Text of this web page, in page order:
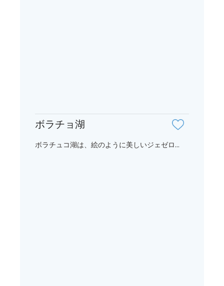
ボラチョ湖
ボラチュコ湖は、絵のように美しいジェゼロ...